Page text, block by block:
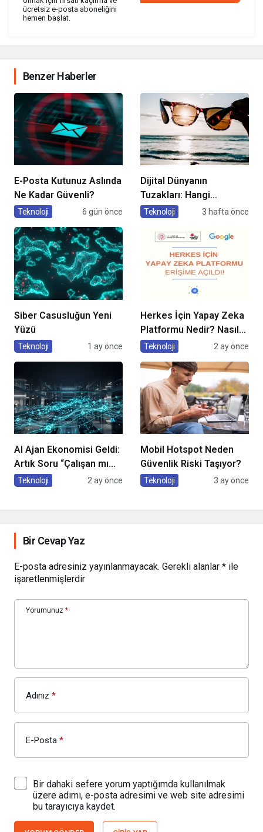
ücretsiz e-posta aboneliğini
hemen başlat.
Benzer Haberler
E-Posta Kutunuz Aslında
Ne Kadar Güvenli?
Teknoloji 6 gün önce
Dijital Dünyanın
Tuzakları: Hangi
Yöntemleri
Teknoloji 3 hafta önce
Siber Casusluğun Yeni
Yüzü
Teknoloji 1 ay önce
Herkes İçin Yapay Zeka
Platformu Nedir? Nasıl
Kullanılır?
Teknoloji 2 ay önce
AI Ajan Ekonomisi Geldi:
Artık Soru “Çalışan mı
Olacaksın, Çalıştıran
Teknoloji 2 ay önce
Mobil Hotspot Neden
Güvenlik Riski Taşıyor?
Teknoloji 3 ay önce
Bir Cevap Yaz
E-posta adresiniz yayınlanmayacak. Gerekli alanlar * ile
işaretlenmişlerdir
Yorumunuz *
Adınız *
E-Posta *
Bir dahaki sefere yorum yaptığımda kullanılmak
üzere adımı, e-posta adresimi ve web site adresimi
bu tarayıcıya kaydet.